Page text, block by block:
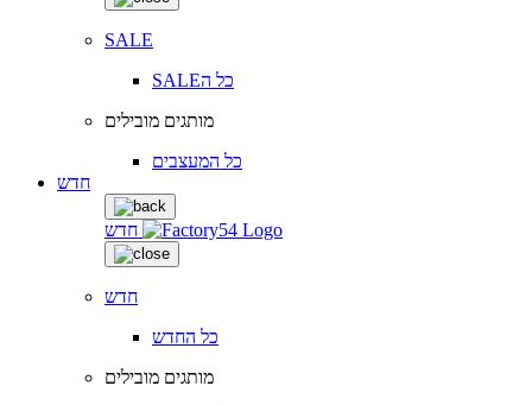
SALE
SALEכל ה
מותגים מובילים
כל המעצבים
חדש
חדש
חדש
כל החדש
מותגים מובילים